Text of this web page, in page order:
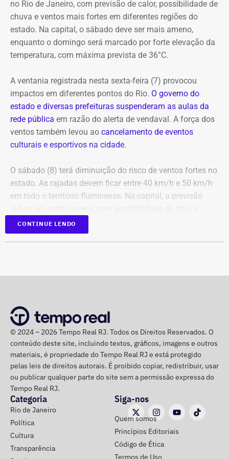
apresentações gratuitas ao ar livre ao longo do dia. O
festival também conta com espetáculos a preços
populares (R$ 20 a inteira) nos teatros Carlos Gomes,
Nelson Rodrigues e João Caetano, além do Espaço
Tápias. A programação completa e os ingressos para as
Divulgação/Christopher Jones
E com data retroativa: valendo a partir de 1º de janeiro.
Em outubro do mesmo ano, foi a vez de o próprio André
Marinho pedir para sair.
A exoneração, assinada no dia 23, encerrou a passagem
do rapaz pela Prefeitura do Rio.
dias, de experiência no executivo municipal.
no Rio de Janeiro, com previsão de calor, possibilidade de
chuva e ventos mais fortes em diferentes regiões do
estado. Na capital, o sábado deve ser mais ameno,
enquanto o domingo será marcado por forte elevação da
temperatura, com máxima prevista de 36°C.
A ventania registrada nesta sexta-feira (7) provocou
impactos em diferentes pontos do Rio. O governo do
estado e diversas prefeituras suspenderam as aulas da
rede pública em razão do alerta de vendaval. A força dos
ventos também levou ao cancelamento de eventos
culturais e esportivos na cidade.
O sábado (8) terá diminuição do risco de ventos fortes no
estado. As rajadas devem ficar entre 40 km/h e 50 km/h
em todo o território fluminense. Na capital, a previsão
temperaturas entre 20°C e 31°C e ventos fracos na maior
parte do dia.
Domingo terá calor e ventos mais
fortes
Já no domingo (9), o vento volta a ganhar força. A
previsão aponta rajadas entre 50 km/h e 70 km/h em
todo o estado do Rio. O aumento está associado à
chegada de uma nova frente fria, que avança pelo
Sudeste.
Na cidade do Rio, o domingo será mais quente, com
CONTINUE LENDO
© 2024 – 2026 Tempo Real RJ. Todos os Direitos Reservados. O
conteúdo deste site, incluindo textos, gráficos, imagens e outros
materiais, é propriedade do Tempo Real RJ e está protegido
pelas leis de direitos autorais. É proibido copiar, redistribuir, usar
ou publicar qualquer parte do site sem a permissão expressa do
Tempo Real RJ.
Categoria
Rio de Janeiro
Política
Cultura
Transparência
Siga-nos
Quem somos
Princípios Editoriais
Código de Ética
Termos de Uso